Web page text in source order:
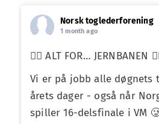
Norsk toglederforening
1 month ago
❤️‍🔥 ALT FOR… JERNBANEN
Vi er på jobb alle døgnets
årets dager - også når
spiller 16-delsfinale i VM